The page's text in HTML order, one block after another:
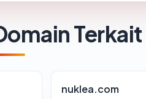
Terkait
nuklea.com